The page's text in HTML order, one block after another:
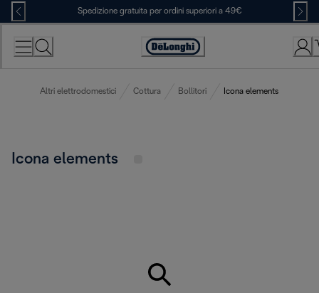
Skip
to
Content
Spedizione gratuita per ordini superiori a 49€
Accessibility
Altri elettrodomestici Cottura Bollitori Icona elements
Icona elements